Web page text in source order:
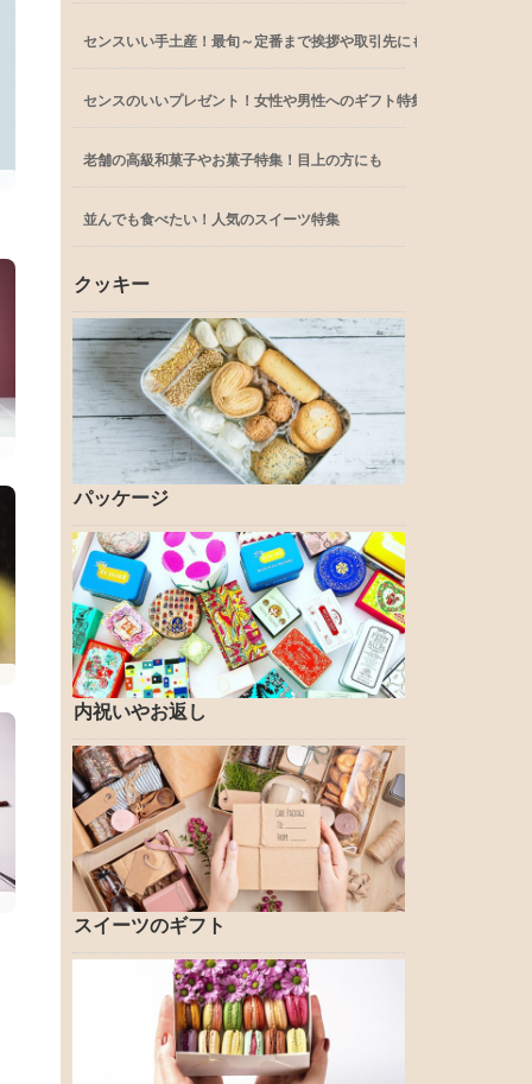
センスいい手土産！最旬～定番まで挨拶や取引先にも
センスのいいプレゼント！女性や男性へのギフト特集
老舗の高級和菓子やお菓子特集！目上の方にも
並んでも食べたい！人気のスイーツ特集
クッキー
パッケージ
内祝いやお返し
スイーツのギフト